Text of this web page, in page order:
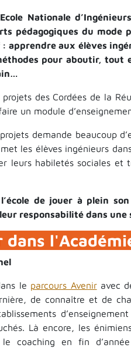
Nationale
pédagogiques du mode
apprendre aux élèves
pour aboutir, tout
des Cordées de la
un module
demande beaucoup
met les élèves ingénieurs
leurs habiletés sociales et
de jouer à plein
responsabilité dans une
dans
le parcours Aveniravec
de connaître et de
Là encore, les
le coaching en fin